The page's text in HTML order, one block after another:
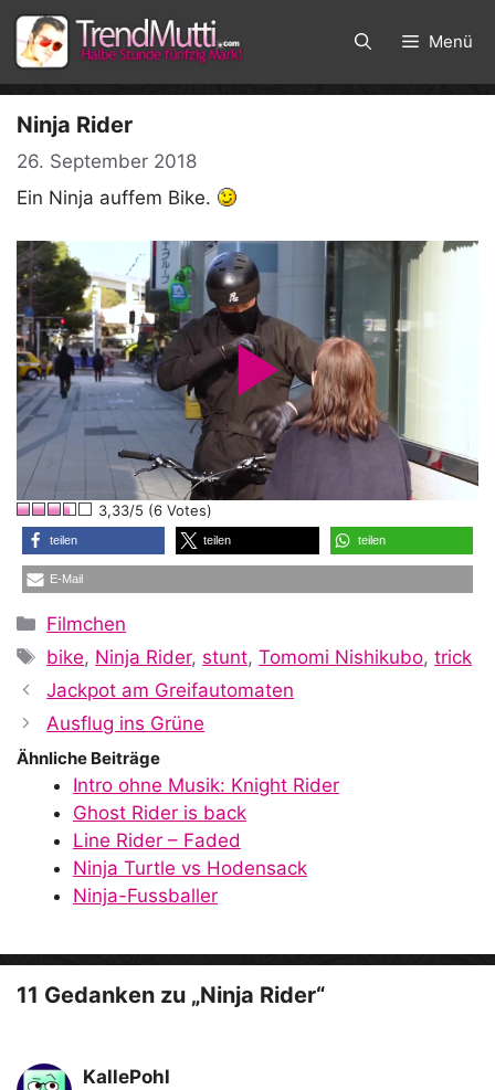
Zum
Inhalt
springen
Menü
Ninja Rider
26. September 2018
Ein Ninja auffem Bike.
P
l
a
y
V
i
d
e
o
3,33/5 (6 Votes)
teilen teilen teilen
E-Mail
Kategorien
Filmchen
Schlagwörter
bike, Ninja Rider, stunt,Tomomi Nishikubo,trick
Jackpot am Greifautomaten
Ausflug ins Grüne
Ähnliche Beiträge
Intro ohne Musik: Knight Rider
Ghost Rider is back
Line Rider – Faded
Ninja Turtle vs Hodensack
Ninja-Fussballer
11 Gedanken zu „Ninja Rider“
KallePohl